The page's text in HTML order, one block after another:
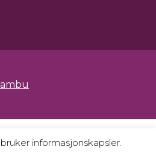
informasjonskapsler.